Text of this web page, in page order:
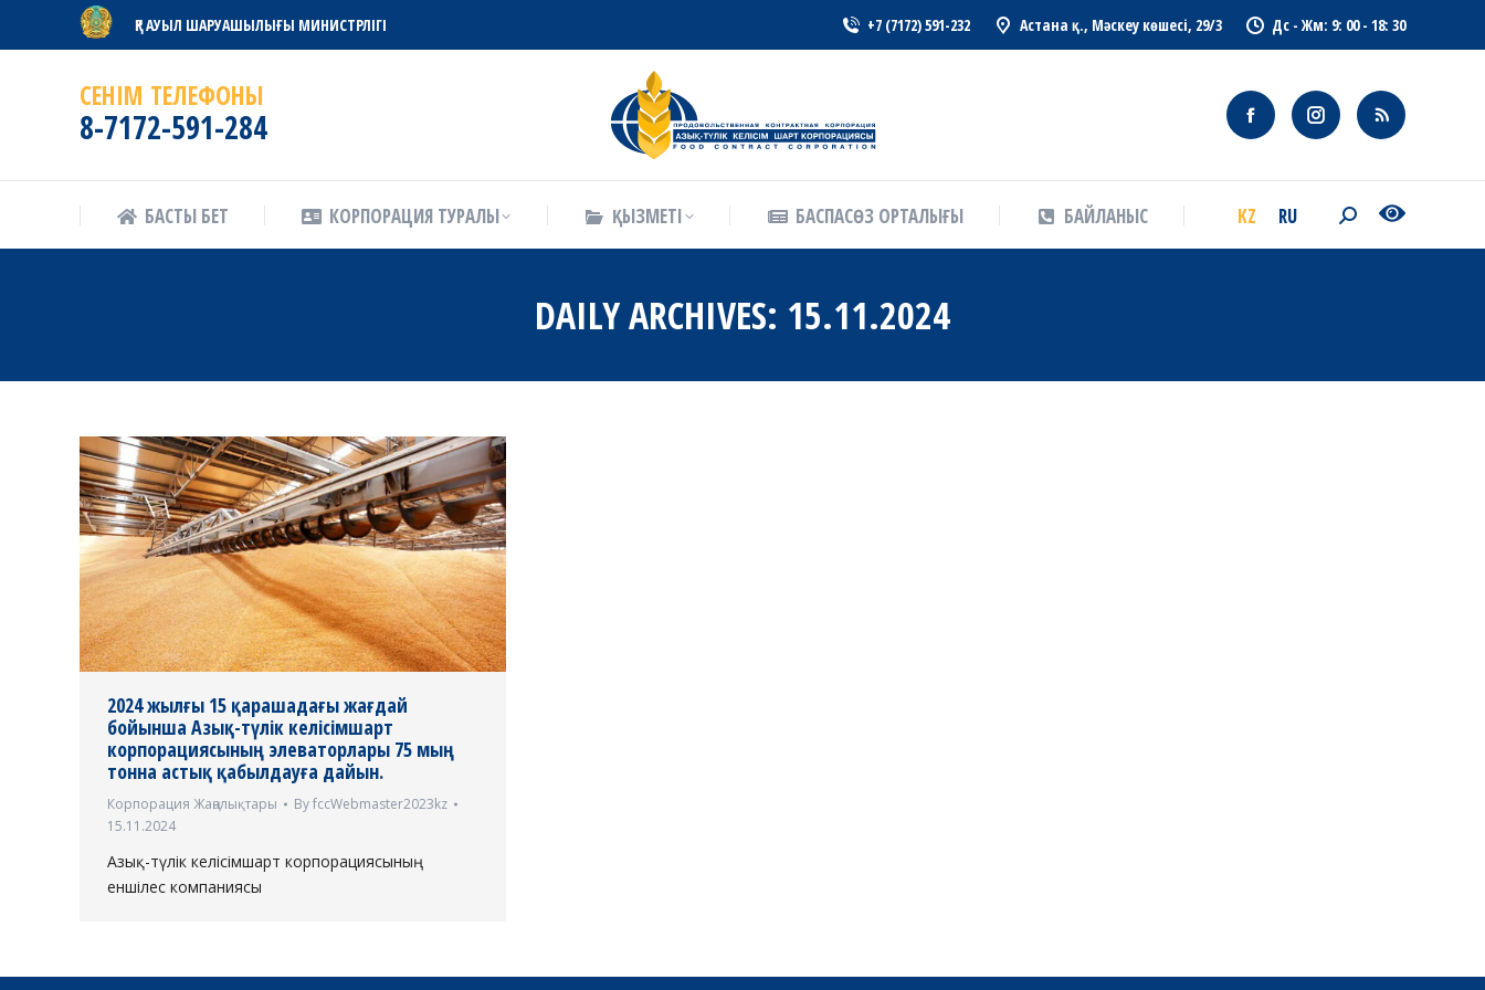
ҚР АУЫЛ ШАРУАШЫЛЫҒЫ МИНИСТРЛІГІ +7 (7172) 591-232 Астана қ., Мәскеу көшесі, 29/3 Дс - Жм: 9: 00 - 18: 30
СЕНІМ ТЕЛЕФОНЫ
8-7172-591-284
БАСТЫ БЕТ КОРПОРАЦИЯ ТУРАЛЫ ҚЫЗМЕТІ БАСПАСӨЗ ОРТАЛЫҒЫ БАЙЛАНЫС KZ RU Search:
DAILY ARCHIVES: 15.11.2024
2024 жылғы 15 қарашадағы жағдай
бойынша Азық-түлік келісімшарт
корпорациясының элеваторлары 75 мың
тонна астық қабылдауға дайын.
Корпорация Жаңалықтары ByfccWebmaster2023kz
15.11.2024
Азық-түлік келісімшарт корпорациясының
еншілес компаниясы
БАСТЫ БЕТ КОРПОРАЦИЯ ТУРАЛЫ БАСПАСӨЗ ОРТАЛЫҒЫ БАЙЛАНЫС KZ RU Search: